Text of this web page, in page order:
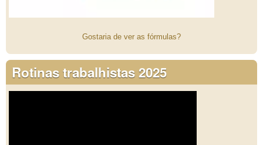
Gostaria de ver as fórmulas?
Rotinas trabalhistas 2025